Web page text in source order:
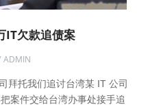
IT欠款追债案
ADMIN
拜托我们追讨台湾某 IT 公司
案件交给台湾办事处接手追